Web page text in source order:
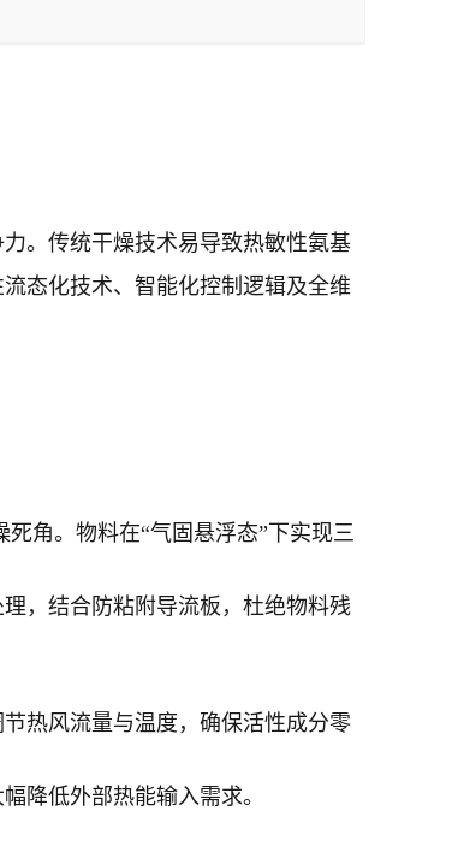
。传统干燥技术易导致热敏性氨基
态化技术、智能化控制逻辑及全维
角。物料在“气固悬浮态”下实现三
，结合防粘附导流板，杜绝物料残
热风流量与温度，确保活性成分零
降低外部热能输入需求。